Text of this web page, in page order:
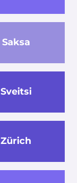
Saksa
Sveitsi
Zürich